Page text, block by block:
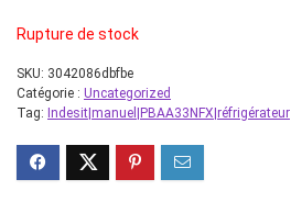
Rupture de stock
SKU: 3042086dbfbe
Catégorie : Uncategorized
Tag: Indesit|manuel|PBAA33NFX|réfrigérateur